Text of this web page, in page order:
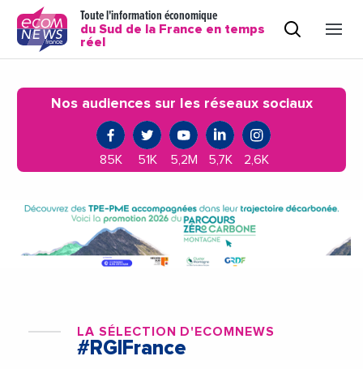
Toute l'information économique
du Sud de la France en temps
réel
Nos audiences sur les réseaux sociaux
85K 51K 5,2M 5,7K 2,6K
LA SÉLECTION D'ECOMNEWS
#RGIFrance